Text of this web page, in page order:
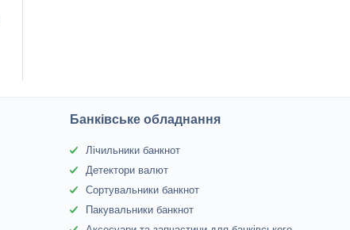
Банківське обладнання
Лічильники банкнот
Детектори валют
Сортувальники банкнот
Пакувальники банкнот